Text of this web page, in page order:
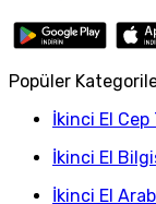
Popüler
İkinci El
İkinci El
İkinci El